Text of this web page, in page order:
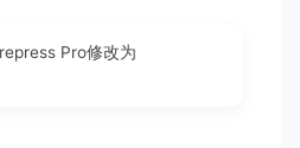
Pro修改为